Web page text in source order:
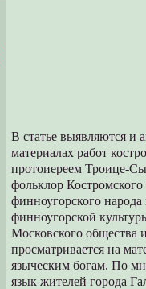
В статье выявляются и
материалах работ
протоиереем Троице-
фольклор
финноугорского
финноугорской
Московского общества
просматривается на
языческим богам. По
язык жителей города